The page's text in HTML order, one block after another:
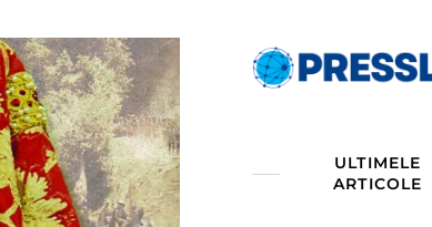
ULTIMELE
ARTICOLE